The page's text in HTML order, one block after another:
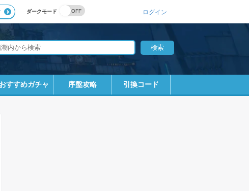
ダークモード ログイン
おすすめガチャ 序盤攻略 引換コード